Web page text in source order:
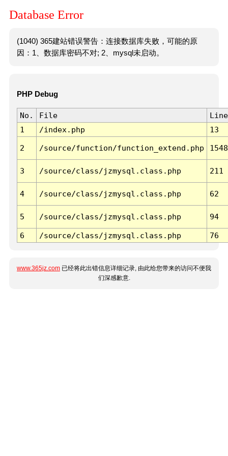
Database Error
(1040) 365建站错误警告：连接数据库失败，可能的原
因：1、数据库密码不对; 2、mysql未启动。
PHP Debug
No. File
Line
1
/index.php 13
2 /source/function/function_extend.php 1548
3 /source/class/jzmysql.class.php 211
4 /source/class/jzmysql.class.php 62
5 /source/class/jzmysql.class.php 94
6 /source/class/jzmysql.class.php 76
www.365jz.com 已经将此出错信息详细记录, 由此给您带来的访问不便我
们深感歉意.